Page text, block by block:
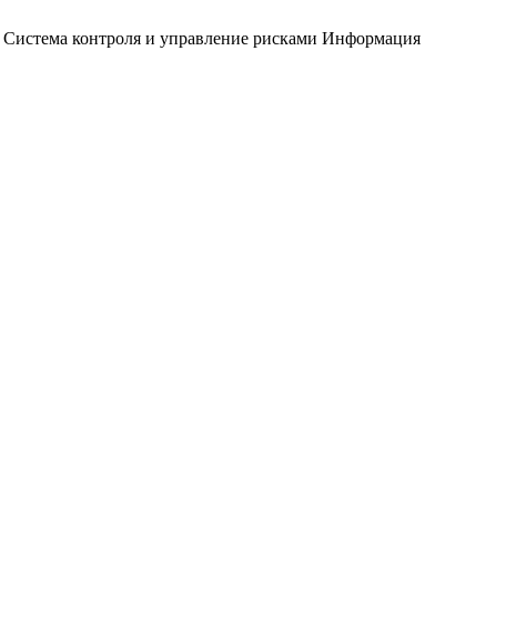
Система контроля и управление рисками Информация